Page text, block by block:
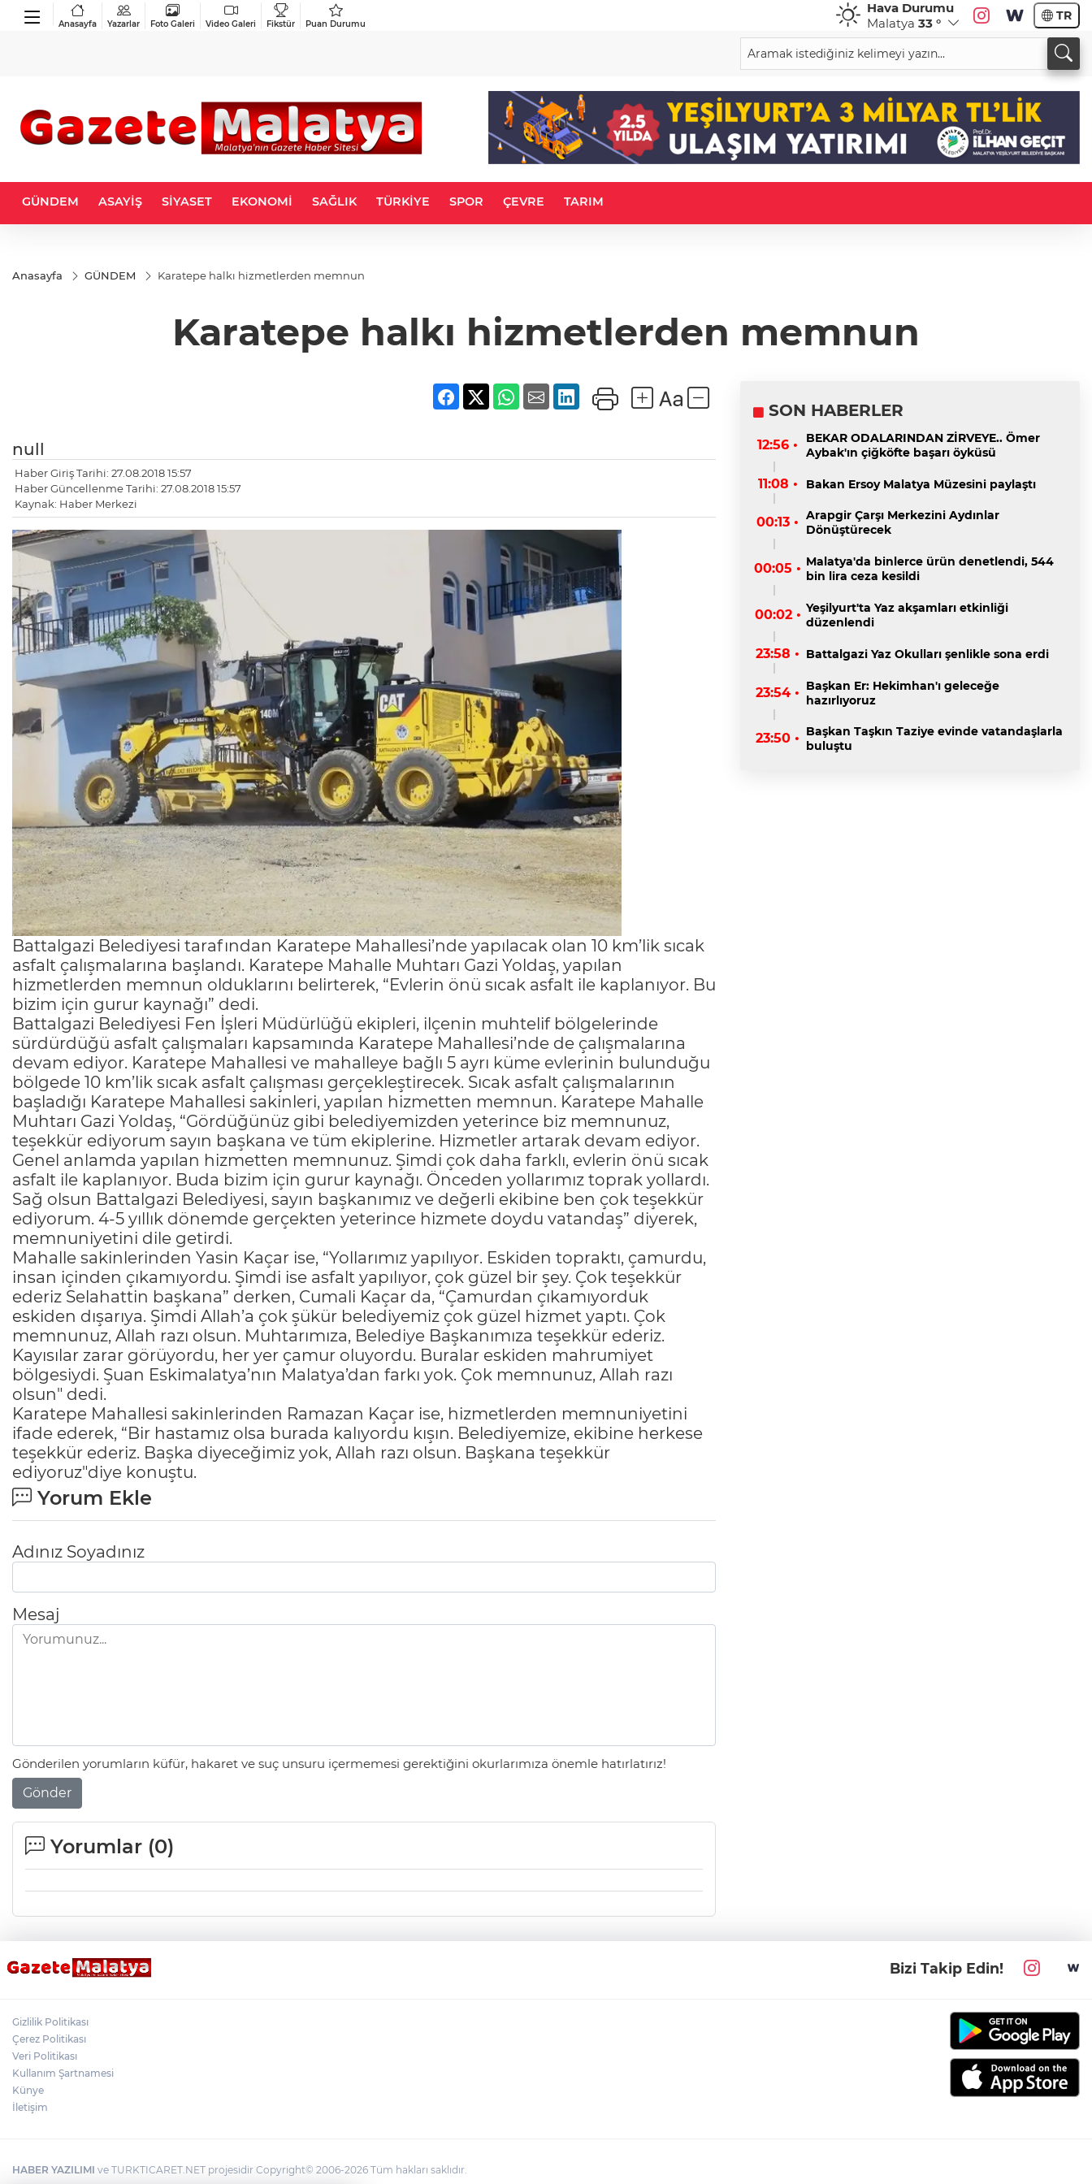
Anasayfa Yazarlar Foto Galeri Video Galeri Fikstür Puan Durumu
Hava Durumu
Malatya 33 ° TR
GÜNDEM ASAYİŞ SİYASET EKONOMİ SAĞLIK TÜRKİYE SPOR ÇEVRE TARIM
Anasayfa GÜNDEM Karatepe halkı hizmetlerden memnun
Karatepe halkı hizmetlerden memnun
null
Haber Giriş Tarihi: 27.08.2018 15:57
Haber Güncellenme Tarihi: 27.08.2018 15:57
Kaynak: Haber Merkezi
Battalgazi Belediyesi tarafından Karatepe Mahallesi’nde yapılacak olan 10 km’lik sıcak
asfalt çalışmalarına başlandı. Karatepe Mahalle Muhtarı Gazi Yoldaş, yapılan
hizmetlerden memnun olduklarını belirterek, “Evlerin önü sıcak asfalt ile kaplanıyor. Bu
bizim için gurur kaynağı” dedi.
Battalgazi Belediyesi Fen İşleri Müdürlüğü ekipleri, ilçenin muhtelif bölgelerinde
sürdürdüğü asfalt çalışmaları kapsamında Karatepe Mahallesi’nde de çalışmalarına
devam ediyor. Karatepe Mahallesi ve mahalleye bağlı 5 ayrı küme evlerinin bulunduğu
bölgede 10 km’lik sıcak asfalt çalışması gerçekleştirecek. Sıcak asfalt çalışmalarının
başladığı Karatepe Mahallesi sakinleri, yapılan hizmetten memnun. Karatepe Mahalle
Muhtarı Gazi Yoldaş, “Gördüğünüz gibi belediyemizden yeterince biz memnunuz,
teşekkür ediyorum sayın başkana ve tüm ekiplerine. Hizmetler artarak devam ediyor.
Genel anlamda yapılan hizmetten memnunuz. Şimdi çok daha farklı, evlerin önü sıcak
asfalt ile kaplanıyor. Buda bizim için gurur kaynağı. Önceden yollarımız toprak yollardı.
Sağ olsun Battalgazi Belediyesi, sayın başkanımız ve değerli ekibine ben çok teşekkür
ediyorum. 4-5 yıllık dönemde gerçekten yeterince hizmete doydu vatandaş” diyerek,
memnuniyetini dile getirdi.
Mahalle sakinlerinden Yasin Kaçar ise, “Yollarımız yapılıyor. Eskiden topraktı, çamurdu,
insan içinden çıkamıyordu. Şimdi ise asfalt yapılıyor, çok güzel bir şey. Çok teşekkür
ederiz Selahattin başkana” derken, Cumali Kaçar da, “Çamurdan çıkamıyorduk
eskiden dışarıya. Şimdi Allah’a çok şükür belediyemiz çok güzel hizmet yaptı. Çok
memnunuz, Allah razı olsun. Muhtarımıza, Belediye Başkanımıza teşekkür ederiz.
Kayısılar zarar görüyordu, her yer çamur oluyordu. Buralar eskiden mahrumiyet
bölgesiydi. Şuan Eskimalatya’nın Malatya’dan farkı yok. Çok memnunuz, Allah razı
olsun" dedi.
Karatepe Mahallesi sakinlerinden Ramazan Kaçar ise, hizmetlerden memnuniyetini
ifade ederek, “Bir hastamız olsa burada kalıyordu kışın. Belediyemize, ekibine herkese
teşekkür ederiz. Başka diyeceğimiz yok, Allah razı olsun. Başkana teşekkür
ediyoruz"diye konuştu.
Yorum Ekle
Adınız Soyadınız
Mesaj
Gönderilen yorumların küfür, hakaret ve suç unsuru içermemesi gerektiğini okurlarımıza önemle hatırlatırız!
Gönder
Yorumlar (0)
SON HABERLER
12:56 •
BEKAR ODALARINDAN ZİRVEYE.. Ömer
Aybak'ın çiğköfte başarı öyküsü
11:08 • Bakan Ersoy Malatya Müzesini paylaştı
00:13 • Arapgir Çarşı Merkezini Aydınlar
Dönüştürecek
00:05 • Malatya'da binlerce ürün denetlendi, 544
bin lira ceza kesildi
00:02 • Yeşilyurt'ta Yaz akşamları etkinliği
düzenlendi
23:58 • Battalgazi Yaz Okulları şenlikle sona erdi
23:54 • Başkan Er: Hekimhan'ı geleceğe
hazırlıyoruz
23:50 • Başkan Taşkın Taziye evinde vatandaşlarla
buluştu
Bizi Takip Edin!
Gizlilik Politikası
Çerez Politikası
Veri Politikası
Kullanım Şartnamesi
Künye
İletişim
HABER YAZILIMI ve TURKTICARET.NET projesidir Copyright© 2006-2026 Tüm hakları saklıdır.